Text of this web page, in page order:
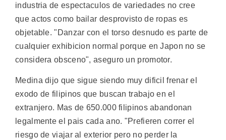
industria de espectaculos de variedades no cree
que actos como bailar desprovisto de ropas es
objetable. "Danzar con el torso desnudo es parte de
cualquier exhibicion normal porque en Japon no se
considera obsceno", aseguro un promotor.
Medina dijo que sigue siendo muy dificil frenar el
exodo de filipinos que buscan trabajo en el
extranjero. Mas de 650.000 filipinos abandonan
legalmente el pais cada ano. "Prefieren correr el
riesgo de viajar al exterior pero no perder la